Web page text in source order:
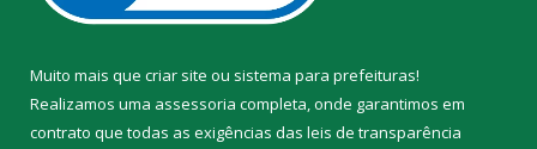
Muito mais que criar site ou sistema para prefeituras!
Realizamos uma assessoria completa, onde garantimos em
contrato que todas as exigências das leis de transparência